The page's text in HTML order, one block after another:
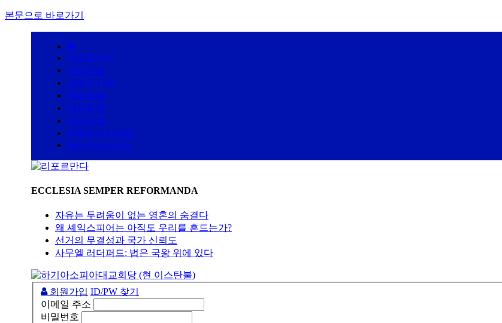
본문으로 바로가기
리포르만다
신학저널
교회사산책
목회저널
삶과문화
아카이브
신학라이브러리
Bread University
ECCLESIA SEMPER REFORMANDA
자유는 두려움이 없는 영혼의 숨결다
왜 셰익스피어는 아직도 우리를 흔드는가?
선거의 무결성과 국가 신뢰도
사무엘 러더퍼드: 법은 국왕 위에 있다
회원가입 ID/PW 찾기
이메일 주소
비밀번호